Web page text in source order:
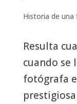
Historia de
Resulta
cuando se
fotógrafa